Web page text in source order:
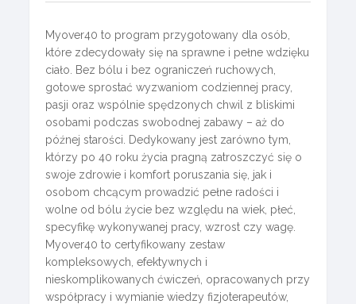
Myover40 to program przygotowany dla osób,
które zdecydowały się na sprawne i pełne wdzięku
ciało. Bez bólu i bez ograniczeń ruchowych,
gotowe sprostać wyzwaniom codziennej pracy,
pasji oraz wspólnie spędzonych chwil z bliskimi
osobami podczas swobodnej zabawy – aż do
późnej starości. Dedykowany jest zarówno tym,
którzy po 40 roku życia pragną zatroszczyć się o
swoje zdrowie i komfort poruszania się, jak i
osobom chcącym prowadzić pełne radości i
wolne od bólu życie bez względu na wiek, płeć,
specyfikę wykonywanej pracy, wzrost czy wagę.
Myover40 to certyfikowany zestaw
kompleksowych, efektywnych i
nieskomplikowanych ćwiczeń, opracowanych przy
współpracy i wymianie wiedzy fizjoterapeutów,